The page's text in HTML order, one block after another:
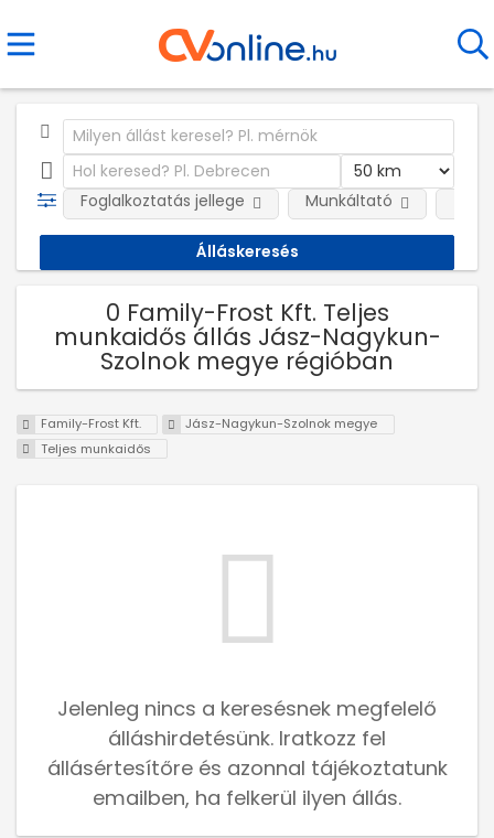
Foglalkoztatás jellege Munkáltató
0 Family-Frost Kft. Teljes
munkaidős állás Jász-Nagykun-
Szolnok megye régióban
Family-Frost Kft.
Jász-Nagykun-Szolnok megye
Teljes munkaidős
Jelenleg nincs a keresésnek megfelelő
álláshirdetésünk. Iratkozz fel
állásértesítőre és azonnal tájékoztatunk
emailben, ha felkerül ilyen állás.